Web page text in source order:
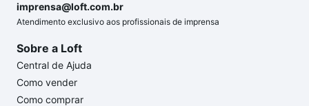
imprensa@loft.com.br
Atendimento exclusivo aos profissionais de imprensa
Sobre a Loft
Central de Ajuda
Como vender
Como comprar